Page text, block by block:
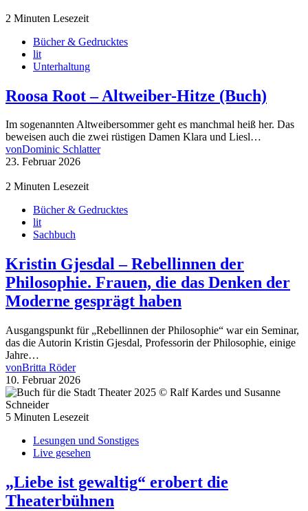
2 Minuten Lesezeit
Bücher & Gedrucktes
lit
Unterhaltung
Roosa Root – Altweiber-Hitze (Buch)
Im sogenannten Altweibersommer geht es manchmal heiß her. Das
beweisen auch die zwei rüstigen Damen Klara und Liesl…
vonDominic Schlatter
23. Februar 2026
2 Minuten Lesezeit
Bücher & Gedrucktes
lit
Sachbuch
Kristin Gjesdal – Rebellinnen der
Philosophie. Frauen, die das Denken der
Moderne gesprägt haben
Ausgangspunkt für „Rebellinnen der Philosophie“ war ein Seminar,
das die Autorin Kristin Gjesdal, Professorin der Philosophie, einige
Jahre…
vonBritta Röder
10. Februar 2026
5 Minuten Lesezeit
Lesungen und Sonstiges
Live gesehen
„Liebe ist gewaltig“ erobert die
Theaterbühnen